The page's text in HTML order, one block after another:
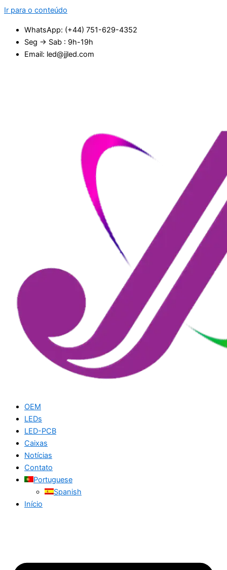
Ir para o conteúdo
WhatsApp: (+44) 751-629-4352
Seg → Sab : 9h-19h
Email: led@jjled.com
OEM
LEDs
LED-PCB
Caixas
Notícias
Contato
Portuguese
Spanish
Início